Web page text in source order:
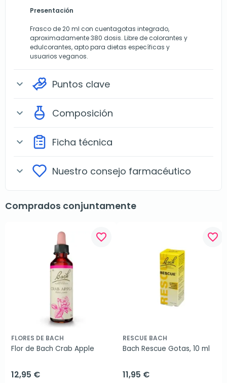
Presentación
Frasco de 20 ml con cuentagotas integrado,
aproximadamente 380 dosis. Libre de colorantes y
edulcorantes, apto para dietas específicas y
usuarios veganos.
expand_more Puntos clave
expand_more Composición
expand_more Ficha técnica
expand_more Nuestro consejo farmacéutico
Comprados conjuntamente
favorite_border
FLORES DE BACH
Flor de Bach Crab Apple
12,95 €
favorite_border
RESCUE BACH
Bach Rescue Gotas, 10 ml
11,95 €